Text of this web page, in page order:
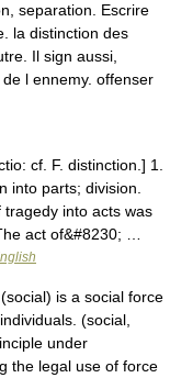
separation. Escrire
la distinction des
Il sign aussi,
l ennemy. offenser
cf. F. distinction.] 1.
into parts; division.
into acts was
act of&#8230; …
is a social force
(social,
under
the legal use of force